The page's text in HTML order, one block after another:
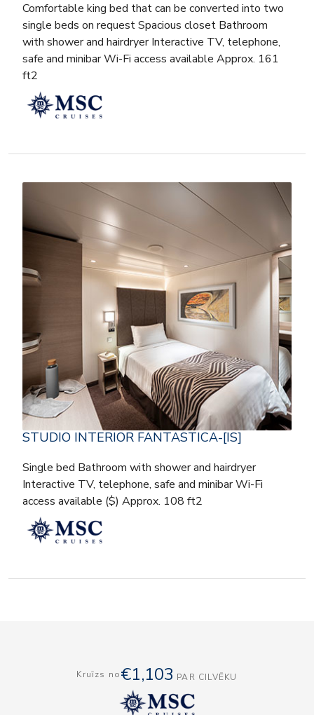
Comfortable king bed that can be converted into two
single beds on request Spacious closet Bathroom
with shower and hairdryer Interactive TV, telephone,
safe and minibar Wi-Fi access available Approx. 161
ft2
STUDIO INTERIOR FANTASTICA-[IS]
Single bed Bathroom with shower and hairdryer
Interactive TV, telephone, safe and minibar Wi-Fi
access available ($) Approx. 108 ft2
Kruīzs no€1,103 PAR CILVĒKU